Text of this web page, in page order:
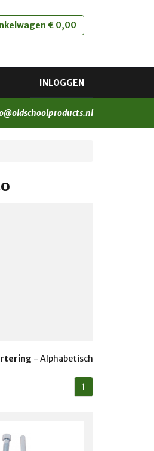
€ 0,00
INLOGGEN
- Alphabetisch
1